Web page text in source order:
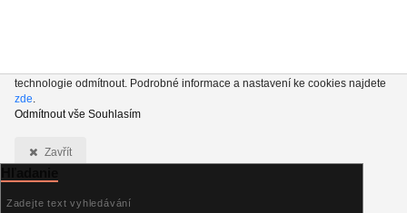
technologie odmítnout. Podrobné informace a nastavení ke cookies najdete
zde.
Odmítnout vše Souhlasím
Zavřít
Cookies jsou krátké textové informace, které jsou uloženy ve Vašem